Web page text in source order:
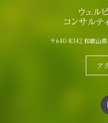
〒640-8342 和歌山
ア